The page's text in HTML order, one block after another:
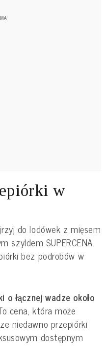
w
do lodówek z mięsem
szyldem SUPERCENA.
bez podrobów w
o łącznej wadze około
cena, która może
niedawno przepiórki
dostępnym